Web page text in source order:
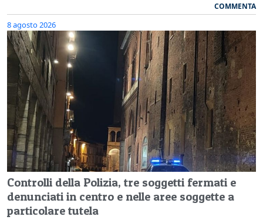
COMMENTA
8 agosto 2026
Controlli della Polizia, tre soggetti fermati e
denunciati in centro e nelle aree soggette a
particolare tutela